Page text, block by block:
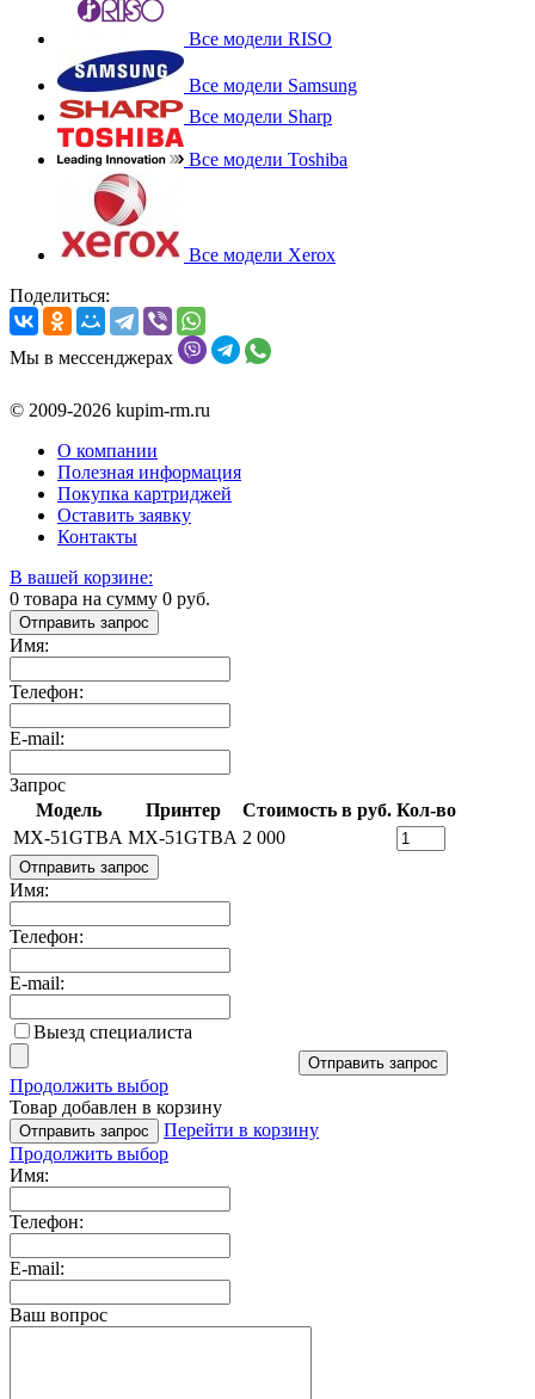
Все модели RISO
Все модели Samsung
Все модели Sharp
Все модели Toshiba
Все модели Xerox
Поделиться:
Мы в мессенджерах
© 2009-2026 kupim-rm.ru
О компании
Полезная информация
Покупка картриджей
Оставить заявку
Контакты
В вашей корзине:
0 товара на сумму 0 руб.
Отправить запрос
Имя:
Телефон:
E-mail:
Запрос
Модель
Принтер Стоимость в руб. Кол-во
MX-51GTBA MX-51GTBA 2 000
Отправить запрос
Имя:
Телефон:
E-mail:
Выезд специалиста
Отправить запрос
Продолжить выбор
Товар добавлен в корзину
Отправить запрос
Перейти в корзину
Продолжить выбор
Имя:
Телефон:
E-mail:
Ваш вопрос